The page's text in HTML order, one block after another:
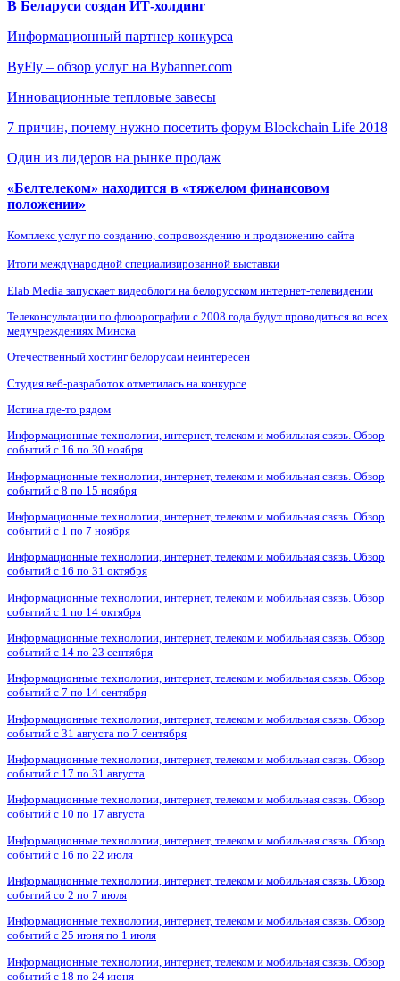
В Беларуси создан ИТ-холдинг
Информационный партнер конкурса
ByFly – обзор услуг на Bybanner.com
Инновационные тепловые завесы
7 причин, почему нужно посетить форум Blockchain Life 2018
Один из лидеров на рынке продаж
«Белтелеком» находится в «тяжелом финансовом
положении»
Комплекс услуг по созданию, сопровождению и продвижению сайта
Итоги международной специализированной выставки
Elab Media запускает видеоблоги на белорусском интернет-телевидении
Телеконсультации по флюорографии с 2008 года будут проводиться во всех
медучреждениях Минска
Отечественный хостинг белорусам неинтересен
Студия веб-разработок отметилась на конкурсе
Истина где-то рядом
Информационные технологии, интернет, телеком и мобильная связь. Обзор
событий с 16 по 30 ноября
Информационные технологии, интернет, телеком и мобильная связь. Обзор
событий с 8 по 15 ноября
Информационные технологии, интернет, телеком и мобильная связь. Обзор
событий с 1 по 7 ноября
Информационные технологии, интернет, телеком и мобильная связь. Обзор
событий с 16 по 31 октября
Информационные технологии, интернет, телеком и мобильная связь. Обзор
событий с 1 по 14 октября
Информационные технологии, интернет, телеком и мобильная связь. Обзор
событий с 14 по 23 сентября
Информационные технологии, интернет, телеком и мобильная связь. Обзор
событий с 7 по 14 сентября
Информационные технологии, интернет, телеком и мобильная связь. Обзор
событий с 31 августа по 7 сентября
Информационные технологии, интернет, телеком и мобильная связь. Обзор
событий с 17 по 31 августа
Информационные технологии, интернет, телеком и мобильная связь. Обзор
событий с 10 по 17 августа
Информационные технологии, интернет, телеком и мобильная связь. Обзор
событий с 16 по 22 июля
Информационные технологии, интернет, телеком и мобильная связь. Обзор
событий со 2 по 7 июля
Информационные технологии, интернет, телеком и мобильная связь. Обзор
событий с 25 июня по 1 июля
Информационные технологии, интернет, телеком и мобильная связь. Обзор
событий с 18 по 24 июня